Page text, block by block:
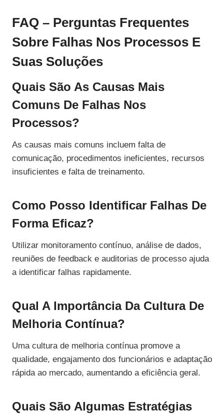
FAQ – Perguntas Frequentes
Sobre Falhas Nos Processos E
Suas Soluções
Quais São As Causas Mais
Comuns De Falhas Nos
Processos?
As causas mais comuns incluem falta de
comunicação, procedimentos ineficientes, recursos
insuficientes e falta de treinamento.
Como Posso Identificar Falhas De
Forma Eficaz?
Utilizar monitoramento contínuo, análise de dados,
reuniões de feedback e auditorias de processo ajuda
a identificar falhas rapidamente.
Qual A Importância Da Cultura De
Melhoria Contínua?
Uma cultura de melhoria contínua promove a
qualidade, engajamento dos funcionários e adaptação
rápida ao mercado, aumentando a eficiência geral.
Quais São Algumas Estratégias